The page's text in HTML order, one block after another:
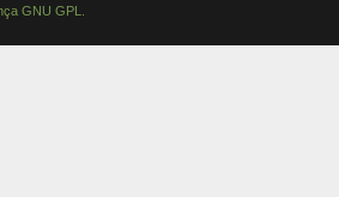
GNU GPL.